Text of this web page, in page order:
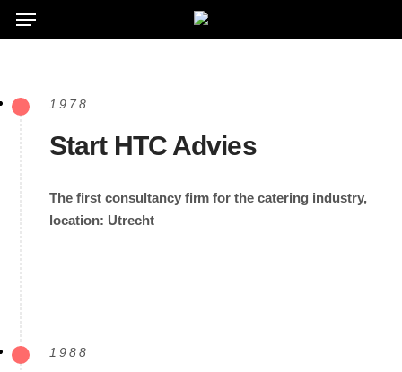
Skip
to
Menu
1978
Start HTC Advies
The first consultancy firm for the catering industry,
location: Utrecht
1988